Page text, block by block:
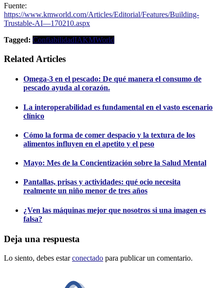
Fuente:
https://www.kmworld.com/Articles/Editorial/Features/Building-
Trustable-AI—170210.aspx
Tagged: ConfiabilidadIAKMWorld
Related Articles
Omega-3 en el pescado: De qué manera el consumo de
pescado ayuda al corazón.
La interoperabilidad es fundamental en el vasto escenario
clínico
Cómo la forma de comer despacio y la textura de los
alimentos influyen en el apetito y el peso
Mayo: Mes de la Concientización sobre la Salud Mental
Pantallas, prisas y actividades: qué ocio necesita
realmente un niño menor de tres años
¿Ven las máquinas mejor que nosotros si una imagen es
falsa?
Deja una respuesta
Lo siento, debes estarconectado para publicar un comentario.